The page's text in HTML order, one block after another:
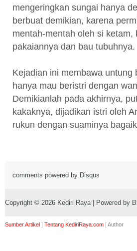
mengeringkan sungai hanya
berbuat demikian, karena
mentah-mentah oleh si
pakaiannya dan bau tubuhnya.
Kejadian ini membawa
hanya mau beristri dengan
Demikianlah pada akhirnya,
kakaknya, dijadikan istri oleh
rukun dengan suaminya
comments powered by Disqus
Copyright © 2026 Kediri Raya| Powered by
Sumber Artikel | Tentang KediriRaya.com | Author